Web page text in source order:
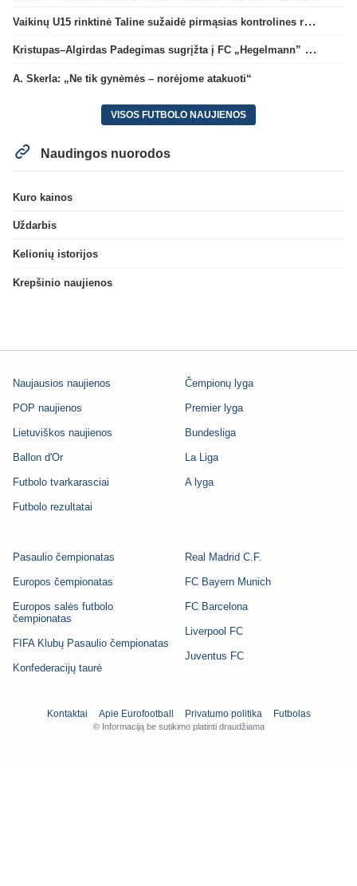
Vaikinų U15 rinktinė Taline sužaidė pirmąsias kontrolines rungtynes
Kristupas–Algirdas Padegimas sugrįžta į FC „Hegelmann” B sudėtį
A. Skerla: „Ne tik gynėmės – norėjome atakuoti“
VISOS FUTBOLO NAUJIENOS
Naudingos nuorodos
Kuro kainos
Uždarbis
Kelionių istorijos
Krepšinio naujienos
Naujausios naujienos
POP naujienos
Lietuviškos naujienos
Ballon d'Or
Futbolo tvarkarasciai
Futbolo rezultatai
Čempionų lyga
Premier lyga
Bundesliga
La Liga
A lyga
Pasaulio čempionatas
Europos čempionatas
Europos salės futbolo
čempionatas
FIFA Klubų Pasaulio čempionatas
Konfederacijų taurė
Real Madrid C.F.
FC Bayern Munich
FC Barcelona
Liverpool FC
Juventus FC
Kontaktai Apie Eurofootball Privatumo politika Futbolas
© Informaciją be sutikimo platinti draudžiama